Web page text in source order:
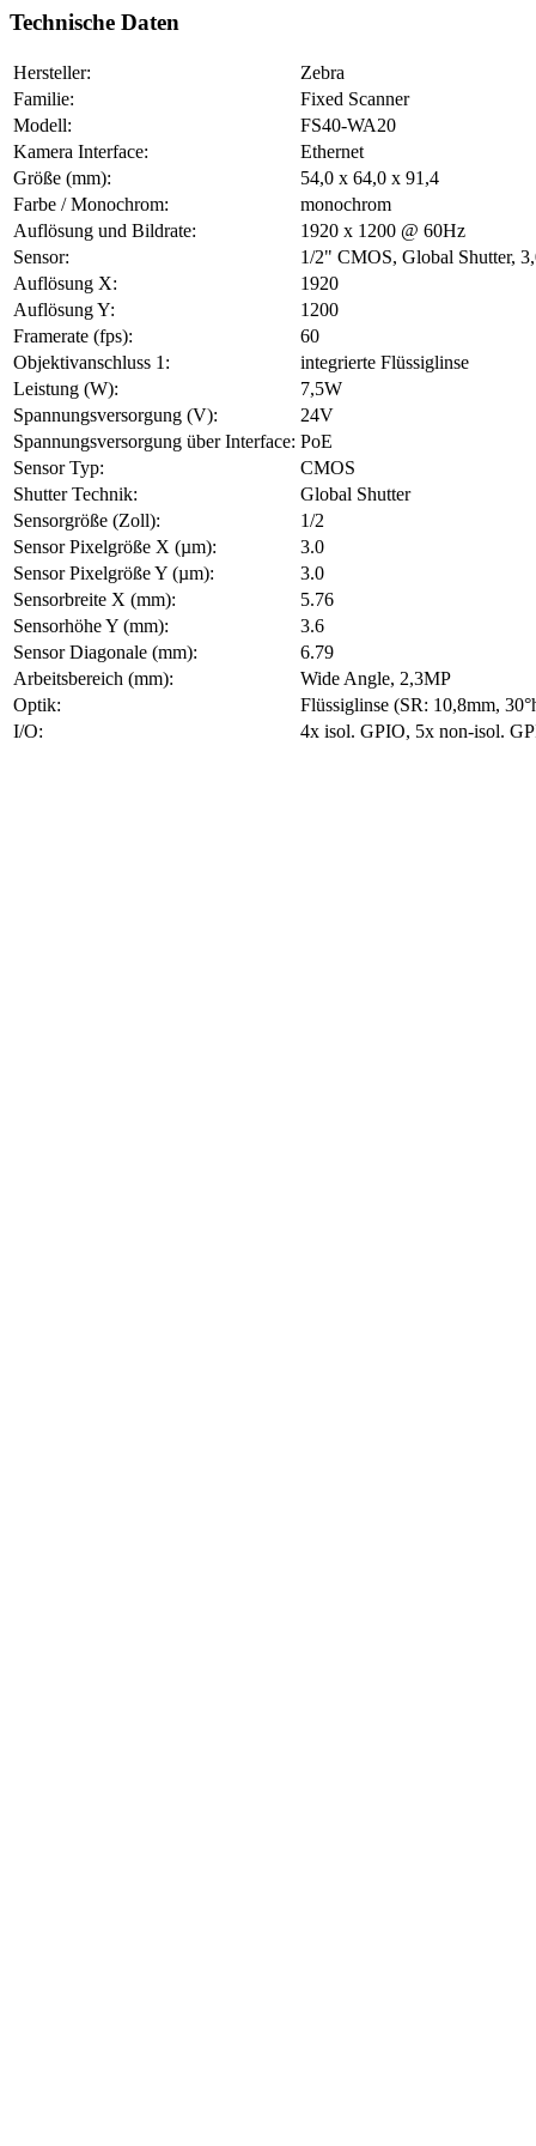
Technische Daten
Hersteller:
Zebra
Familie:
Fixed Scanner
Modell:
FS40-WA20
Kamera Interface:
Ethernet
Größe (mm):
54,0 x 64,0 x 91,4
Farbe / Monochrom:
monochrom
Auflösung und Bildrate:
1920 x 1200 @ 60Hz
Sensor:
1/2" CMOS, Global Shutter,
Auflösung X:
1920
Auflösung Y:
1200
Framerate (fps):
60
Objektivanschluss 1:
integrierte Flüssiglinse
Leistung (W):
7,5W
Spannungsversorgung (V):
24V
Spannungsversorgung über Interface: PoE
Sensor Typ:
CMOS
Shutter Technik:
Global Shutter
Sensorgröße (Zoll):
1/2
Sensor Pixelgröße X (µm):
3.0
Sensor Pixelgröße Y (µm):
3.0
Sensorbreite X (mm):
5.76
Sensorhöhe Y (mm):
3.6
Sensor Diagonale (mm):
6.79
Arbeitsbereich (mm):
Wide Angle, 2,3MP
Optik:
Flüssiglinse (SR: 10,8mm,
I/O:
4x isol. GPIO, 5x non-isol.